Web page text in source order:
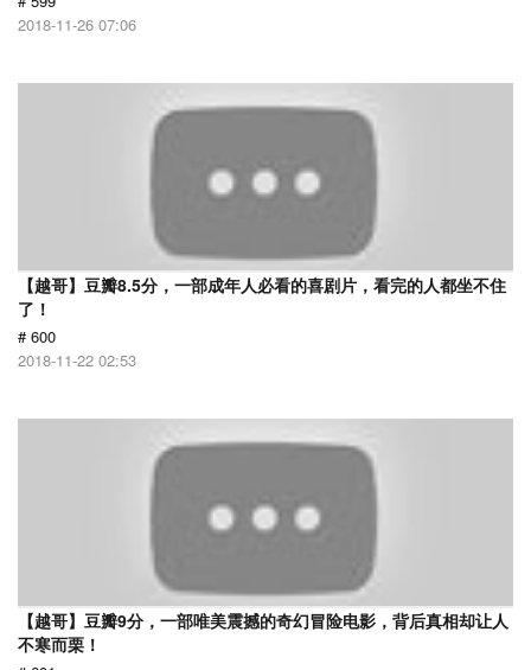
2018-11-26 07:06
【越哥】豆瓣8.5分，一部成年人必看的喜剧片，看完的人都坐不住
了！
# 600
2018-11-22 02:53
【越哥】豆瓣9分，一部唯美震撼的奇幻冒险电影，背后真相却让人
不寒而栗！